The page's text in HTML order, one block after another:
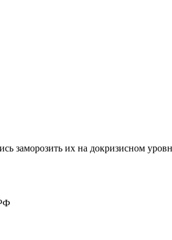
заморозить их на докризисном